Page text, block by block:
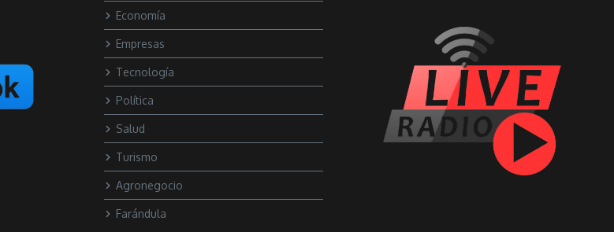
Economía
Empresas
Tecnología
Política
Salud
Turismo
Agronegocio
Farándula